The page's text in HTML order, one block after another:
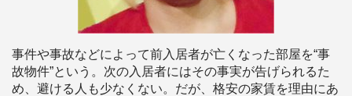
事件や事故などによって前入居者が亡くなった部屋を“事
故物件”という。次の入居者にはその事実が告げられるた
め、避ける人も少なくない。だが、格安の家賃を理由にあ